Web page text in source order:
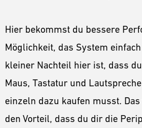
Hier bekommst du bessere
Möglichkeit, das System
kleiner Nachteil hier ist, dass
Maus, Tastatur und
einzeln dazu kaufen musst.
den Vorteil, dass du dir die